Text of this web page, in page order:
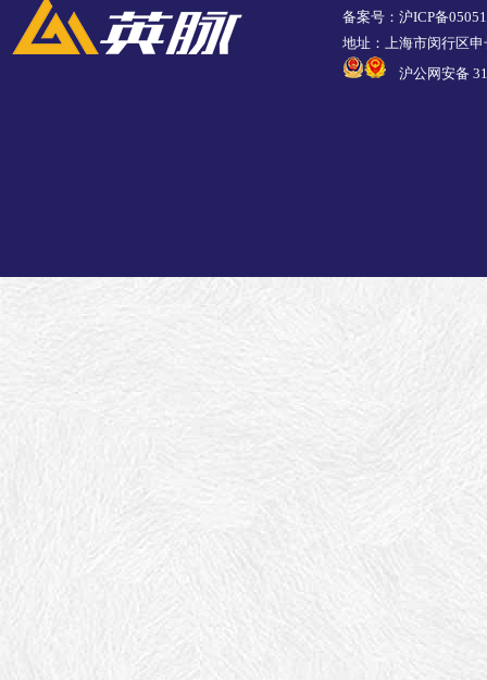
备案号：沪ICP备
地址：上海市闵行区
沪公网安备